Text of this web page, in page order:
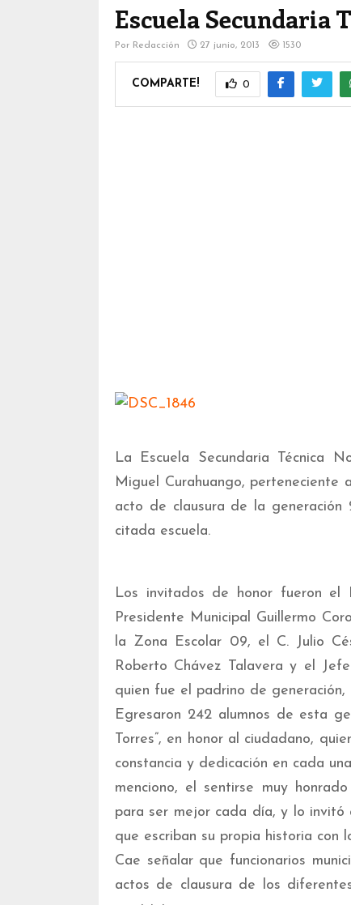
Escuela Secundaria
Por Redacción 27 junio, 2013 1530
COMPARTE! 0
La Escuela Secundaria Técnica
Miguel Curahuango, perteneciente
acto de clausura de la
citada escuela.
Los invitados de honor fueron el
Presidente Municipal Guillermo
la Zona Escolar 09, el C. Julio
Roberto Chávez Talavera y el
quien fue el padrino de
Egresaron 242 alumnos de esta
Torres”, en honor al ciudadano,
constancia y dedicación en cada
menciono, el sentirse muy
para ser mejor cada día, y lo invitó
que escriban su propia historia con
Cae señalar que funcionarios
actos de clausura de los